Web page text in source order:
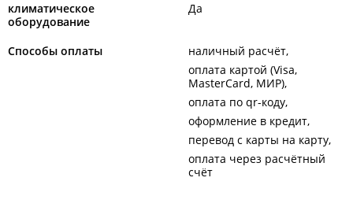
климатическое
оборудование
Да
Способы оплаты
наличный расчёт
оплата картой (Visa,
MasterCard, МИР)
оплата по qr-коду
оформление в кредит
перевод с карты на карту
оплата через расчётный
счёт